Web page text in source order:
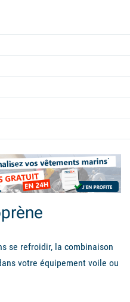
se refroidir, la combinaison
votre équipement voile ou
ou intégrale ? Pour homme,